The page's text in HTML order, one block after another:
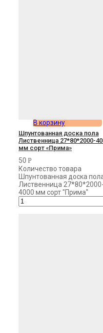
В корзину
Шпунтованная доска пола
Лиственница 27*80*2000-
мм сорт «Прима»
50 Р
Количество товара
Шпунтованная доска
Лиственница 27*80*2000-
4000 мм сорт "Прима"